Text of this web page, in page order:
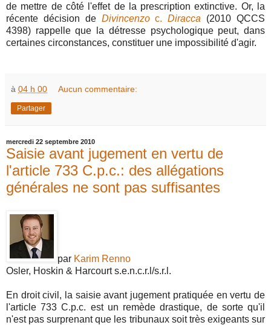
de mettre de côté l'effet de la prescription extinctive. Or, la
récente décision de Divincenzoc.Diracca (2010 QCCS
4398) rappelle que la détresse psychologique peut, dans
certaines circonstances, constituer une impossibilité d'agir.
à 04 h 00 Aucun commentaire:
Partager
mercredi 22 septembre 2010
Saisie avant jugement en vertu de
l'article 733 C.p.c.: des allégations
générales ne sont pas suffisantes
par Karim Renno
Osler, Hoskin & Harcourt s.e.n.c.r.l/s.r.l.
En droit civil, la saisie avant jugement pratiquée en vertu de
l'article 733 C.p.c. est un remède drastique, de sorte qu'il
n'est pas surprenant que les tribunaux soit très exigeants sur